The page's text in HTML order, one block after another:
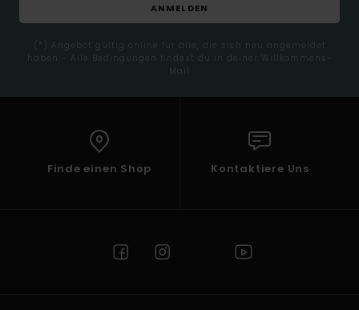
ANMELDEN
(*) Angebot gültig online für alle, die sich neu angemeldet
haben - Alle Bedingungen findest du in deiner Willkommens-
Mail
Finde einen Shop Kontaktiere Uns